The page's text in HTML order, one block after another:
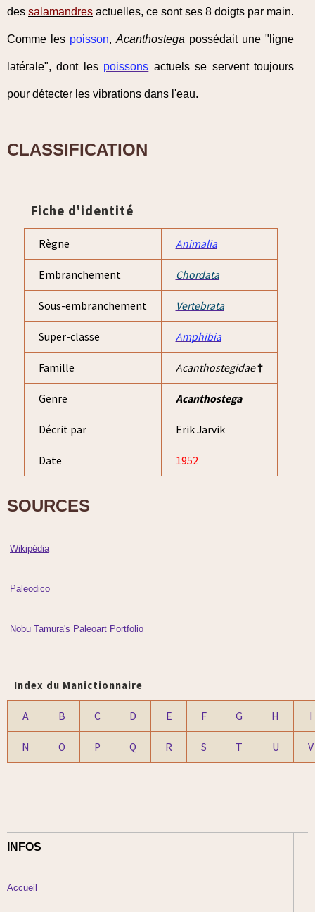
des salamandres actuelles, ce sont ses 8 doigts par main.
Comme les poisson, Acanthostega possédait une "ligne
latérale", dont les poissons actuels se servent toujours
pour détecter les vibrations dans l'eau.
CLASSIFICATION
Fiche d'identité
Règne Animalia
Embranchement Chordata
Sous-embranchement Vertebrata
Super-classe Amphibia
Famille Acanthostegidae†
Genre Acanthostega
Décrit par Erik Jarvik
Date 1952
SOURCES
Wikipédia
Paleodico
Nobu Tamura's Paleoart Portfolio
Index du Manictionnaire
A B C D E F G H I
N O P Q R S T U V
INFOS
Accueil